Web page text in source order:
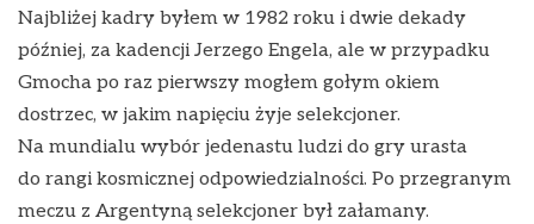
Najbliżej kadry byłem w 1982 roku i dwie dekady
później, za kadencji Jerzego Engela, ale w przypadku
Gmocha po raz pierwszy mogłem gołym okiem
dostrzec, w jakim napięciu żyje selekcjoner.
Na mundialu wybór jedenastu ludzi do gry urasta
do rangi kosmicznej odpowiedzialności. Po przegranym
meczu z Argentyną selekcjoner był załamany.